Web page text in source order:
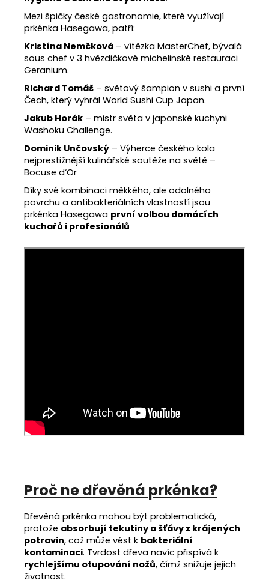
Mezi špičky české gastronomie, které využívají
prkénka Hasegawa, patří:
Kristína Nemčková – vítězka MasterChef, bývalá
sous chef v 3 hvězdičkové michelinské restauraci
Geranium.
Richard Tomáš – světový šampion v sushi a první
Čech, který vyhrál World Sushi Cup Japan.
Jakub Horák – mistr světa v japonské kuchyni
Washoku Challenge.
Dominik Unčovský – Výherce českého kola
nejprestižnější kulinářské soutěže na světě –
Bocuse d‘Or
Díky své kombinaci měkkého, ale odolného
povrchu a antibakteriálních vlastností jsou
prkénka Hasegawa první volbou domácích
kuchařů i profesionálů
Proč ne dřevěná prkénka?
Dřevěná prkénka mohou být problematická,
protože absorbují tekutiny a šťávy z krájených
potravin, což může vést k bakteriální
kontaminaci. Tvrdost dřeva navíc přispívá k
rychlejšímu otupování nožů, čímž snižuje jejich
životnost.